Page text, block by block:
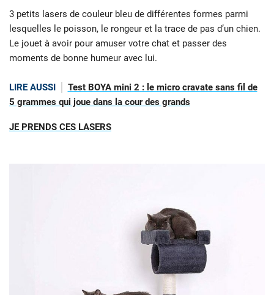
3 petits lasers de couleur bleu de différentes formes parmi
lesquelles le poisson, le rongeur et la trace de pas d’un chien.
Le jouet à avoir pour amuser votre chat et passer des
moments de bonne humeur avec lui.
LIRE AUSSI
Test BOYA mini 2 : le micro cravate sans fil de
5 grammes qui joue dans la cour des grands
JE PRENDS CES LASERS